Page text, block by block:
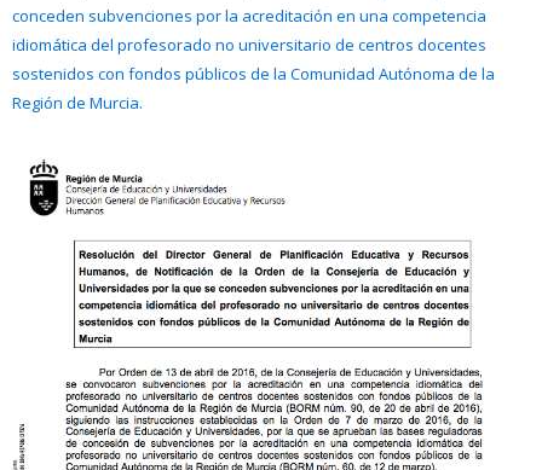
conceden subvenciones por la acreditación en una competencia
idiomática del profesorado no universitario de centros docentes
sostenidos con fondos públicos de la Comunidad Autónoma de la
Región de Murcia.